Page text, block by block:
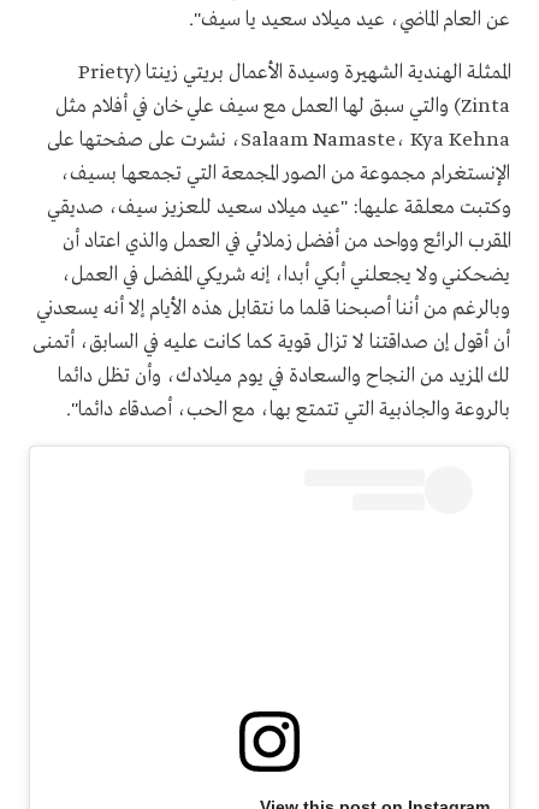
عن العام الماضي، عيد ميلاد سعيد يا سيف".
الممثلة الهندية الشهيرة وسيدة الأعمال بريتي زينتا (Priety
Zinta) والتي سبق لها العمل مع سيف علي خان في أفلام مثل
Salaam Namaste، Kya Kehna، نشرت على صفحتها على
الإنستغرام مجموعة من الصور المجمعة التي تجمعها بسيف،
وكتبت معلقة عليها: "عيد ميلاد سعيد للعزيز سيف، صديقي
المقرب الرائع وواحد من أفضل زملائي في العمل والذي اعتاد أن
يضحكني ولا يجعلني أبكي أبدا، إنه شريكي المفضل في العمل،
وبالرغم من أننا أصبحنا قلما ما نتقابل هذه الأيام إلا أنه يسعدني
أن أقول إن صداقتنا لا تزال قوية كما كانت عليه في السابق، أتمنى
لك المزيد من النجاح والسعادة في يوم ميلادك، وأن تظل دائما
بالروعة والجاذبية التي تتمتع بها، مع الحب، أصدقاء دائما".